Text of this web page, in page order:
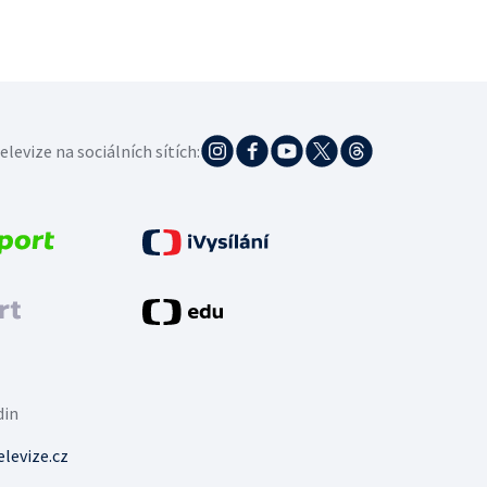
na sociálních sítích: